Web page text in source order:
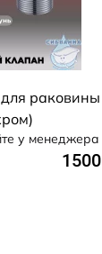
раковины
у менеджера
1500